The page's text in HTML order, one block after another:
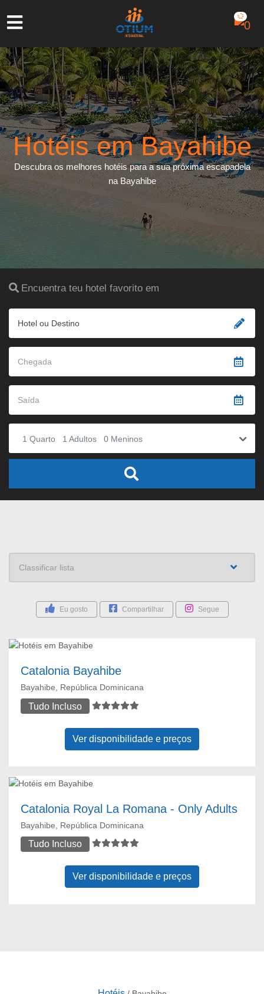
Hotéis em Bayahibe
Descubra os melhores hotéis para a sua próxima escapadela
na Bayahibe
Encuentra teu hotel favorito em
Hotel ou Destino
1 Quarto 1 Adultos 0 Meninos
Eu gosto Compartilhar Segue
Catalonia Bayahibe
Bayahibe, República Dominicana
Tudo Incluso
Ver disponibilidade e preços
Catalonia Royal La Romana - Only Adults
Bayahibe, República Dominicana
Tudo Incluso
Ver disponibilidade e preços